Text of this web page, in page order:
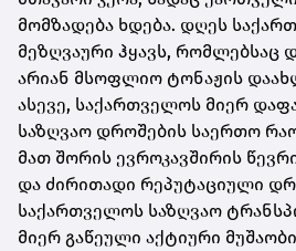
მომზადება ხდება. დღეს
მეზღვაური ჰყავს, რომლებსაც
არიან მსოფლიო ტონაჟის
ასევე, საქართველოს მიერ
საზღვაო დროშების საერთო
მათ შორის ევროკავშირის
და ძირითადი რეპუტაციული
საქართველოს საზღვაო
მიერ გაწეული აქტიური